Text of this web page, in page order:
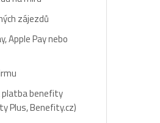
zájezdů
Apple Pay nebo
platba benefity
Plus, Benefity.cz)